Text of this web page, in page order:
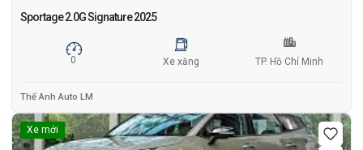
Sportage 2.0G Signature 2025
0 Xe xăng TP. Hồ Chí Minh
Thế Anh Auto LM
Xe mới